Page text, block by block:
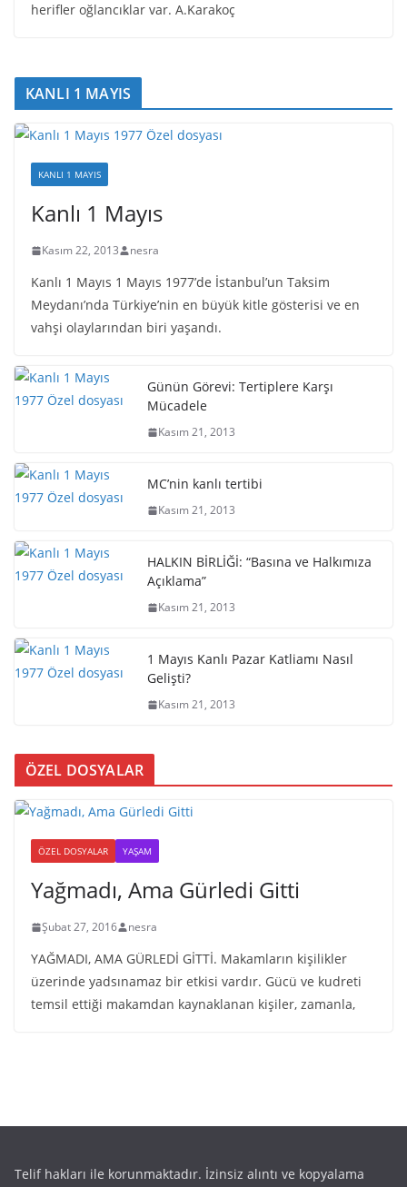
herifler oğlancıklar var. A.Karakoç
KANLI 1 MAYIS
KANLI 1 MAYIS
Kanlı 1 Mayıs
Kasım 22, 2013 nesra
Kanlı 1 Mayıs 1 Mayıs 1977’de İstanbul’un Taksim
Meydanı’nda Türkiye’nin en büyük kitle gösterisi ve en
vahşi olaylarından biri yaşandı.
Günün Görevi: Tertiplere Karşı
Mücadele
Kasım 21, 2013
MC’nin kanlı tertibi
Kasım 21, 2013
HALKIN BİRLİĞİ: “Basına ve Halkımıza
Açıklama”
Kasım 21, 2013
1 Mayıs Kanlı Pazar Katliamı Nasıl
Gelişti?
Kasım 21, 2013
ÖZEL DOSYALAR
ÖZEL DOSYALAR YAŞAM
Yağmadı, Ama Gürledi Gitti
Şubat 27, 2016 nesra
YAĞMADI, AMA GÜRLEDİ GİTTİ. Makamların kişilikler
üzerinde yadsınamaz bir etkisi vardır. Gücü ve kudreti
temsil ettiği makamdan kaynaklanan kişiler, zamanla,
Telif hakları ile korunmaktadır. İzinsiz alıntı ve kopyalama